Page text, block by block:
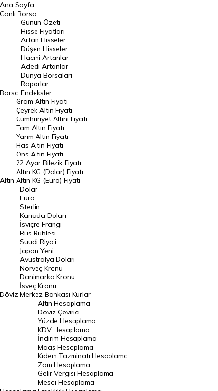
BIST 100 Hisseleri
En Çok Artan Hisseler
En Çok Düşen Hisseler
Hacmi Artanlar
Geçmiş Kapanışlar
Dünya Borsaları
Raporlar
Endeksler
DÖVİZ
Döviz Kuru
Dolar Kuru
Euro Kuru
Pound Kuru
Frank Kuru
Riyal Kuru
Avustralya Doları
Danimarka Kronu Kuru
Kanada Doları Kuru
Norveç Kronu Kuru
İsveç Kronu Kuru
Japon Yeni Kuru
Serbest Piyasa Döviz Kurları
Merkez Bankası Döviz Kurları
Ana Sayfa
Canlı Borsa
Borsa
Günün Özeti
Hisse Fiyatları
Artan Hisseler
Düşen Hisseler
Hacmi Artanlar
Adedi Artanlar
Dünya Borsaları
Raporlar
Endeksler
Altın
Gram Altın Fiyatı
Çeyrek Altın Fiyatı
Cumhuriyet Altını Fiyatı
Tam Altın Fiyatı
Yarım Altın Fiyatı
Has Altın Fiyatı
Ons Altın Fiyatı
22 Ayar Bilezik Fiyatı
Altın KG (Dolar) Fiyatı
Altın KG (Euro) Fiyatı
Döviz
Dolar
Euro
Sterlin
Kanada Doları
İsviçre Frangı
Rus Rublesi
Suudi Riyali
Japon Yeni
Avustralya Doları
Norveç Kronu
Danimarka Kronu
İsveç Kronu
Merkez Bankası Kurlari
Altın Hesaplama
Döviz Çevirici
Yüzde Hesaplama
KDV Hesaplama
İndirim Hesaplama
Maaş Hesaplama
Kıdem Tazminatı Hesaplama
Zam Hesaplama
Gelir Vergisi Hesaplama
Mesai Hesaplama